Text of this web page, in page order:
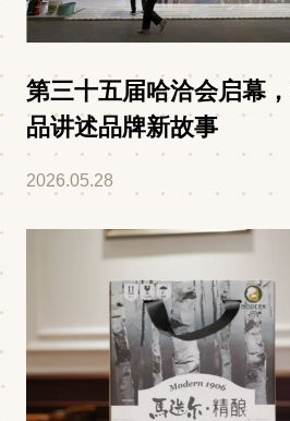
第三十五届哈洽会启幕
品讲述品牌新故事
2026.05.28